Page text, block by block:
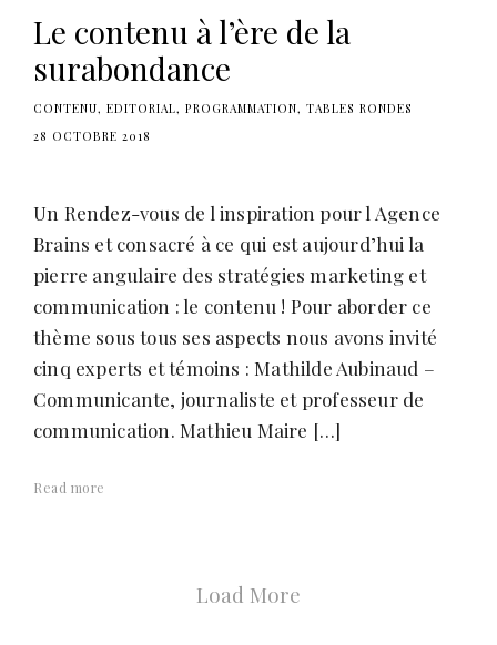
Le contenu à l’ère de la
surabondance
CONTENU EDITORIAL PROGRAMMATION
TABLES RONDES
28 OCTOBRE 2018
Un Rendez-vous de l inspiration pour l Agence
Brains et consacré à ce qui est aujourd’hui la
pierre angulaire des stratégies marketing et
communication : le contenu ! Pour aborder ce
thème sous tous ses aspects nous avons invité
cinq experts et témoins : Mathilde Aubinaud –
Communicante, journaliste et professeur de
communication. Mathieu Maire […]
Read more
Load More